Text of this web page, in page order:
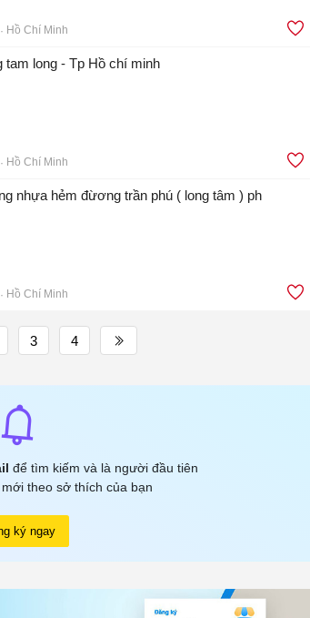
Hồ Chí Minh
tam long - Tp Hồ chí minh
Hồ Chí Minh
nhựa hẻm đừơng trần phú ( long tâm ) ph
Hồ Chí Minh
3 4
để tìm kiếm và là người đầu tiên
theo sở thích của bạn
ký ngay